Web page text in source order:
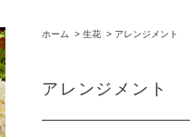
ホーム > 生花 > アレンジメント
アレンジメント